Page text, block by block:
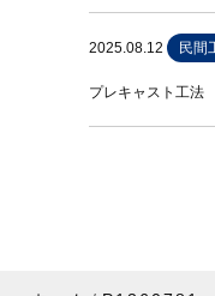
2025.08.12 民間
プレキャスト工